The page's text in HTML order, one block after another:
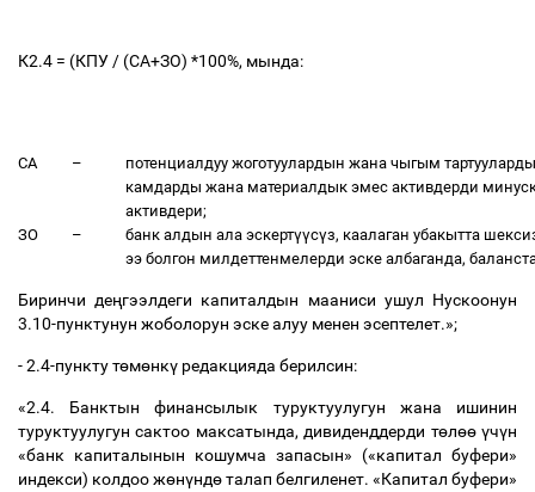
К2.4 = (КПУ / (СА+ЗО) *100%, мында:
СА –
потенциалдуу жоготуулардын жана чыгым
камдарды жана материалдык эмес активдерди
активдери;
ЗО
– банк алдын ала эскертүүсүз, каалаган убакытта
ээ болгон милдеттенмелерди эске албаганда,
Биринчи деңгээлдеги капиталдын мааниси ушул Нускоонун
3.10-пунктунун жоболорун эске алуу менен эсептелет.»;
- 2.4-пункту төмөнкү редакцияда берилсин:
«2.4. Банктын финансылык туруктуулугун жана ишинин
туруктуулугун сактоо максатында, дивиденддерди төлөө үчүн
«банк капиталынын кошумча запасын» («капитал буфери»
индекси) колдоо жөнүндөталап белгиленет. «Капитал буфери»